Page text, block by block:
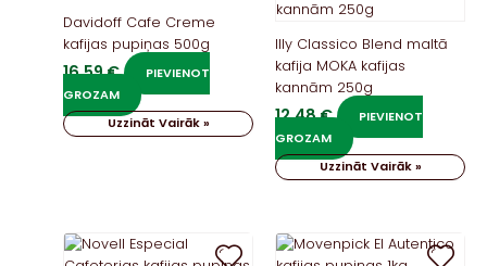
Davidoff Cafe Creme
kafijas pupiņas 500g
16,59€
PIEVIENOT
GROZAM
Uzzināt Vairāk »
Illy Classico Blend maltā
kafija MOKA kafijas
kannām 250g
12,48€
PIEVIENOT
GROZAM
Uzzināt Vairāk »